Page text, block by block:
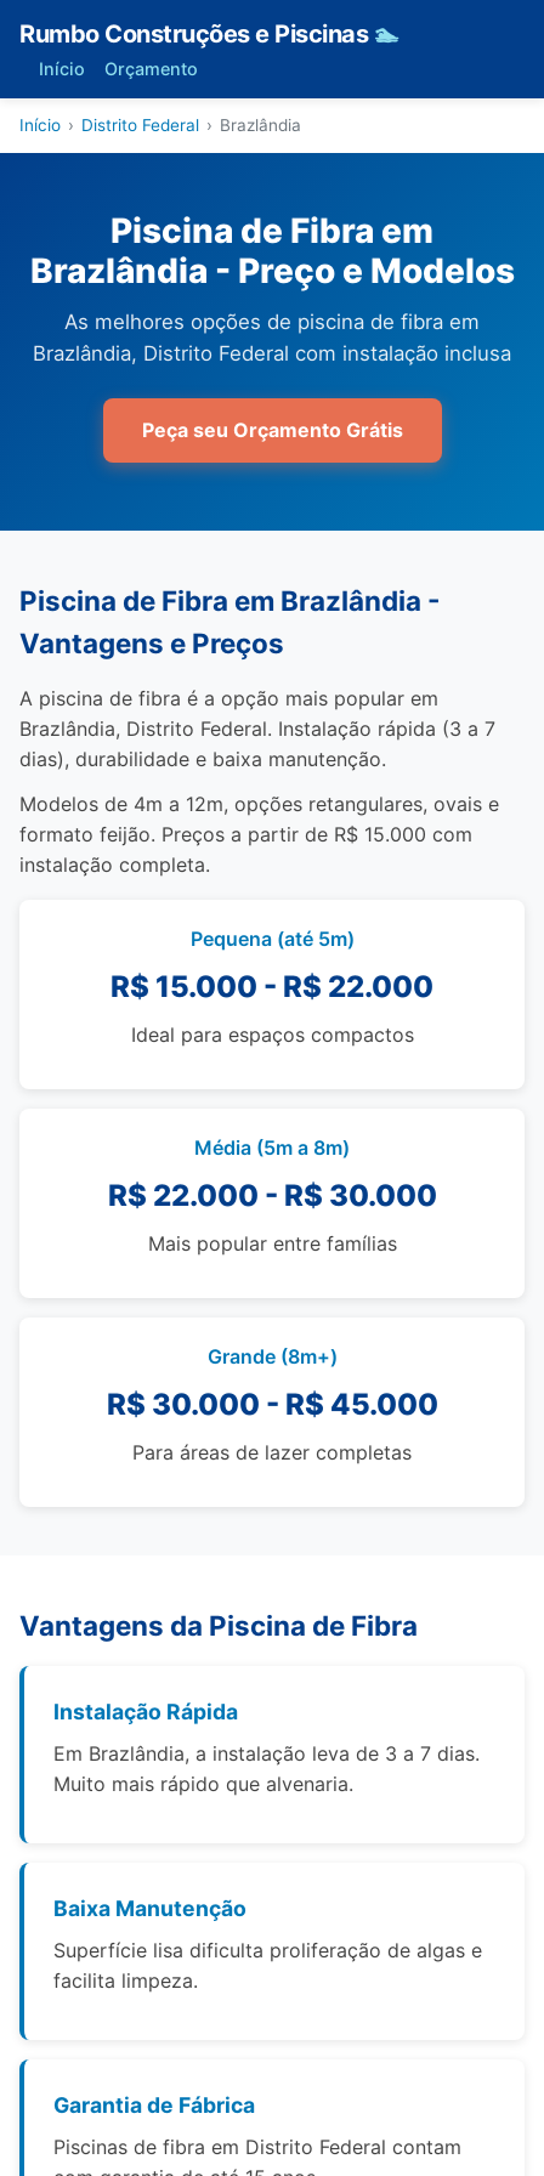
Rumbo Construções e Piscinas 🏊
Início Orçamento
Início › Distrito Federal › Brazlândia
Piscina de Fibra em
Brazlândia - Preço e Modelos
As melhores opções de piscina de fibra em
Brazlândia, Distrito Federal com instalação inclusa
Peça seu Orçamento Grátis
Piscina de Fibra em Brazlândia -
Vantagens e Preços
A piscina de fibra é a opção mais popular em
Brazlândia, Distrito Federal. Instalação rápida (3 a 7
dias), durabilidade e baixa manutenção.
Modelos de 4m a 12m, opções retangulares, ovais e
formato feijão. Preços a partir de R$ 15.000 com
instalação completa.
Pequena (até 5m)
R$ 15.000 - R$ 22.000
Ideal para espaços compactos
Média (5m a 8m)
R$ 22.000 - R$ 30.000
Mais popular entre famílias
Grande (8m+)
R$ 30.000 - R$ 45.000
Para áreas de lazer completas
Vantagens da Piscina de Fibra
Instalação Rápida
Em Brazlândia, a instalação leva de 3 a 7 dias.
Muito mais rápido que alvenaria.
Baixa Manutenção
Superfície lisa dificulta proliferação de algas e
facilita limpeza.
Garantia de Fábrica
Piscinas de fibra em Distrito Federal contam